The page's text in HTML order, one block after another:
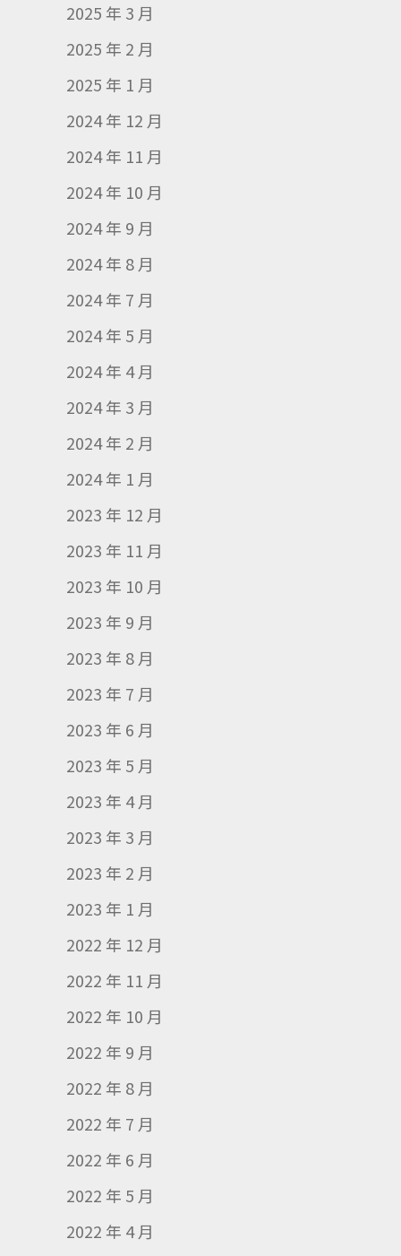
2025 年 3 月
2025 年 2 月
2025 年 1 月
2024 年 12 月
2024 年 11 月
2024 年 10 月
2024 年 9 月
2024 年 8 月
2024 年 7 月
2024 年 5 月
2024 年 4 月
2024 年 3 月
2024 年 2 月
2024 年 1 月
2023 年 12 月
2023 年 11 月
2023 年 10 月
2023 年 9 月
2023 年 8 月
2023 年 7 月
2023 年 6 月
2023 年 5 月
2023 年 4 月
2023 年 3 月
2023 年 2 月
2023 年 1 月
2022 年 12 月
2022 年 11 月
2022 年 10 月
2022 年 9 月
2022 年 8 月
2022 年 7 月
2022 年 6 月
2022 年 5 月
2022 年 4 月